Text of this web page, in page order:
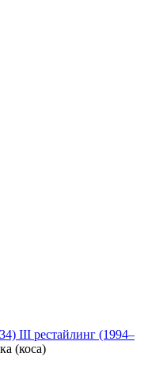
III рестайлинг (1994–
(коса)